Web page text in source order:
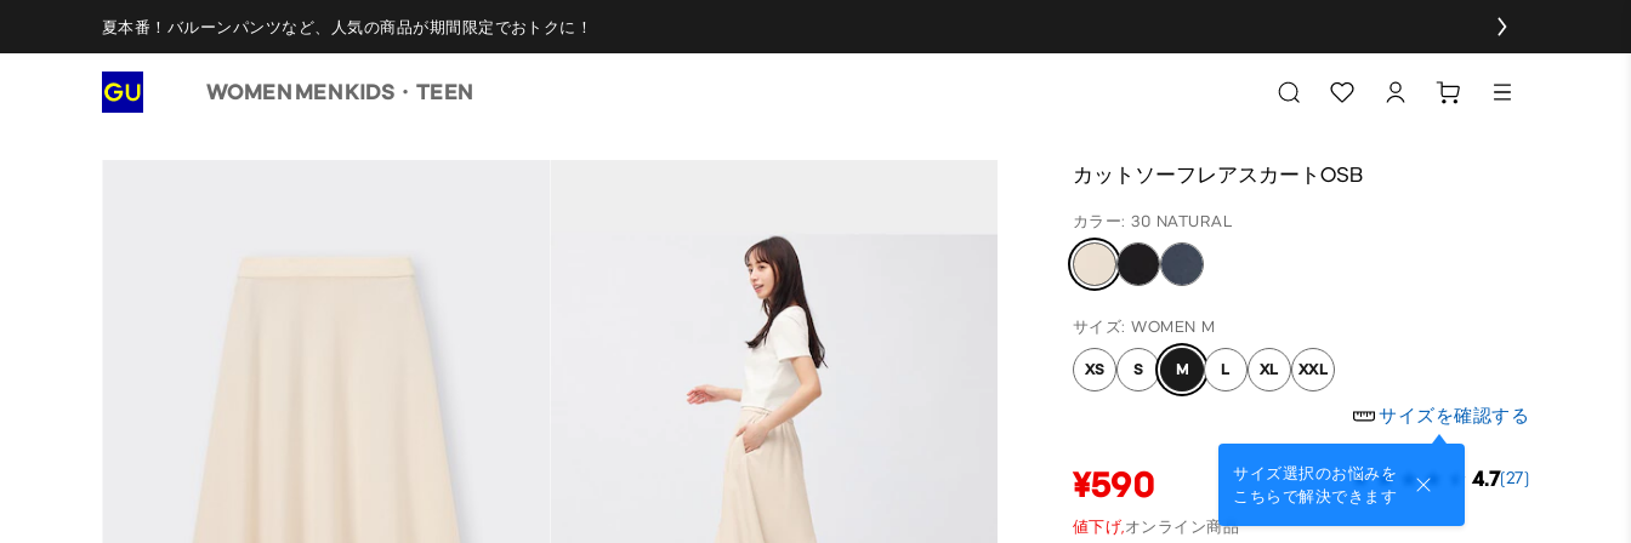
夏本番！バルーンパンツなど、人気の商品が期間限定でおトクに！
WOMEN MENKIDS・TEEN
カットソーフレアスカートOSB
カラー: 30 NATURAL
サイズ: WOMEN M
XS S M L XL XXL
サイズを確認する
サイズ選択のお悩みを
こちらで解決できます
¥590 4.7(27)
値下げ,オンライン商品